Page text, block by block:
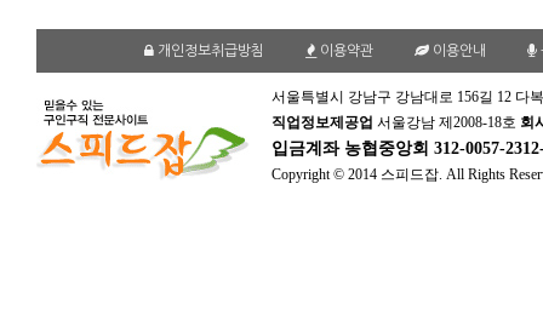
개인정보취급방침 이용약관 이용안내
서울특별시 강남구 강남대로 156길 12 다
직업정보제공업 서울강남 제2008-18호 회
입금계좌 농협중앙회 312-0057-
Copyright © 2014 스피드잡. All Rights